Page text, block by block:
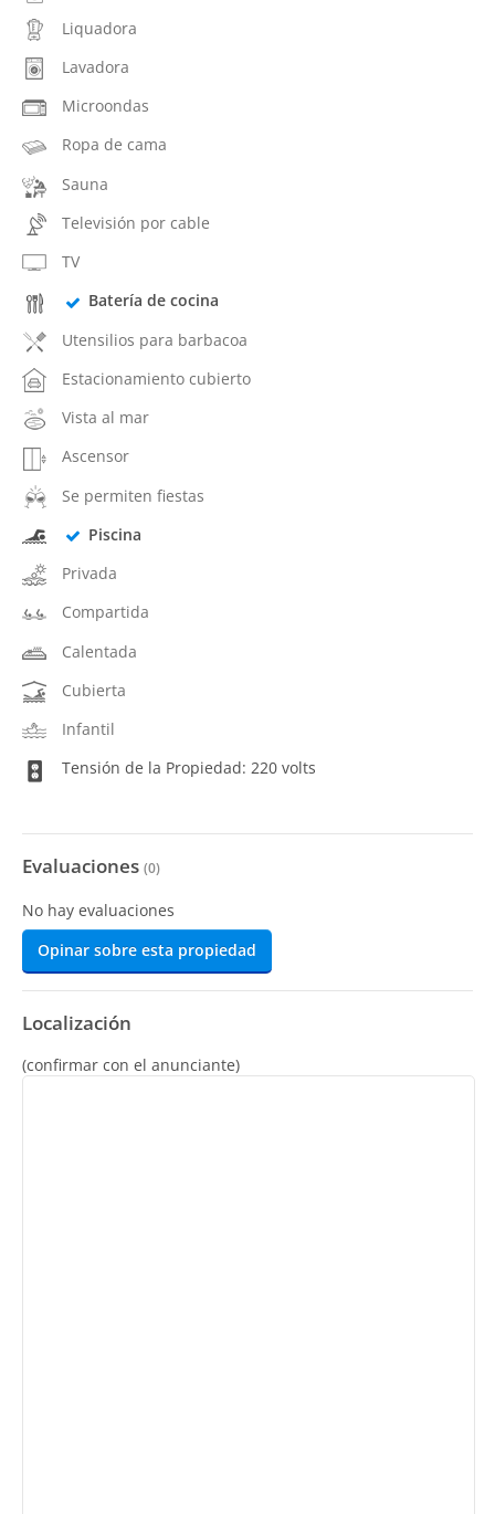
Liquadora
Lavadora
Microondas
Ropa de cama
Sauna
Televisión por cable
TV
Batería de cocina
Utensilios para barbacoa
Estacionamiento cubierto
Vista al mar
Ascensor
Se permiten fiestas
Piscina
Privada
Compartida
Calentada
Cubierta
Infantil
Tensión de la Propiedad: 220 volts
Evaluaciones (0)
No hay evaluaciones
Opinar sobre esta propiedad
Localización
(confirmar con el anunciante)